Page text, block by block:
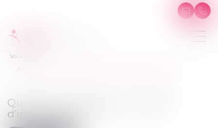
Vous êtes ici :
Accueil
Quelle est la durée d'un dossier
d'indemnisation ?